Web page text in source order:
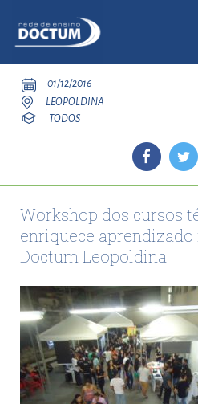
01/12/2016
LEOPOLDINA
TODOS
Workshop dos cursos
enriquece aprendizado
Doctum Leopoldina